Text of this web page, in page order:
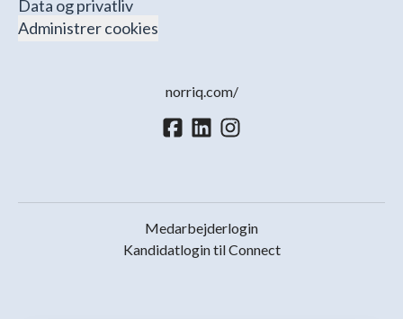
Data og privatliv
Administrer cookies
norriq.com/
Medarbejderlogin
Kandidatlogin til Connect